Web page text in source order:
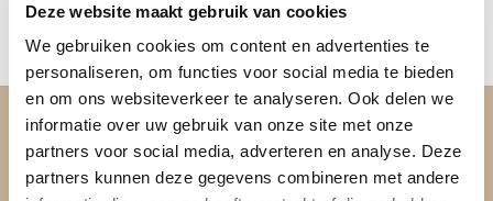
Deze website maakt gebruik van cookies
We gebruiken cookies om content en advertenties te
personaliseren, om functies voor social media te bieden
en om ons websiteverkeer te analyseren. Ook delen we
informatie over uw gebruik van onze site met onze
partners voor social media, adverteren en analyse. Deze
partners kunnen deze gegevens combineren met andere
prijs
€49,95.
prijs
€29,95.
OVER PH&T